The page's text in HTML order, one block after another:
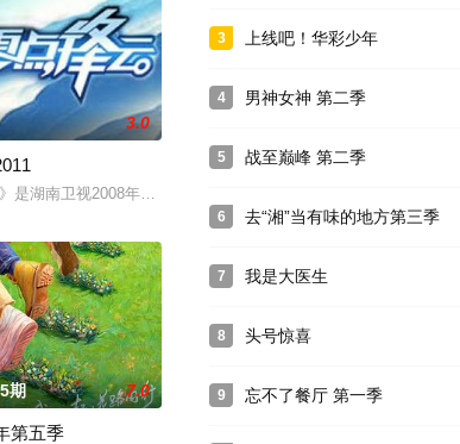
神琦、毕雯珺、赵昭仪、颜安化身美妆快闪
导，孙道临、姜昆、侯耀文、王刚、薛飞、卫华、鞠萍、李扬主持
3.0
》是湖南卫视2008年推出的战略性产品――一档原创高端文化节目
期 7.0
第五季
3 上线吧！华彩少年
4 男神女神 第二季
5 战至巅峰 第二季
6 去“湘”当有味的地方第三季
7 我是大医生
8 头号惊喜
9 忘不了餐厅 第一季